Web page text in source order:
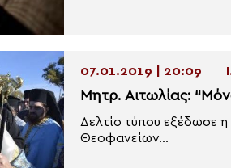
07.01.2019 | 20:09
Μητρ. Αιτωλίας:
Δελτίο τύπου εξέδωσε
Θεοφανείων...